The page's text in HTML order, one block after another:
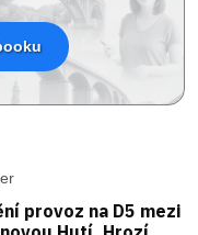
provoz na D5 mezi